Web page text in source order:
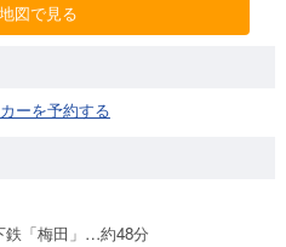
図で見る
ーを予約する
鉄「梅田」…約48分